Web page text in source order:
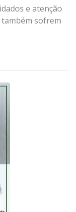
e atenção
sofrem